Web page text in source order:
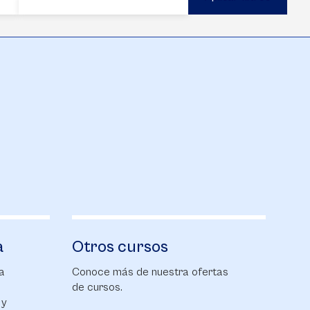
Otros cursos
Conoce más de nuestra ofertas
de cursos.